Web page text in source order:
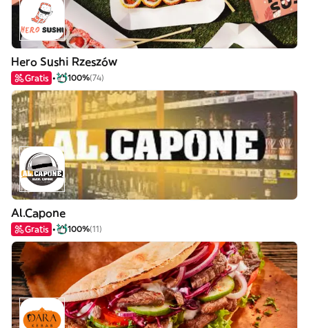
Hero Sushi Rzeszów
Gratis 100%(74)
Al.Capone
Gratis 100%(11)